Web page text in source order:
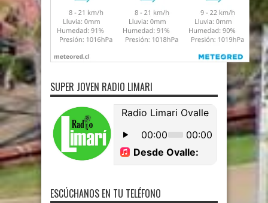
SUPER JOVEN RADIO LIMARI
ESCÚCHANOS EN TU TELÉFONO